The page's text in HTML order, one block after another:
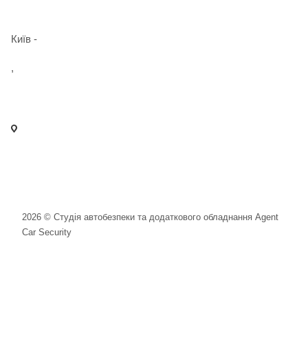
Київ -
,
2026 © Студія автобезпеки та додаткового обладнання Agent
Car Security